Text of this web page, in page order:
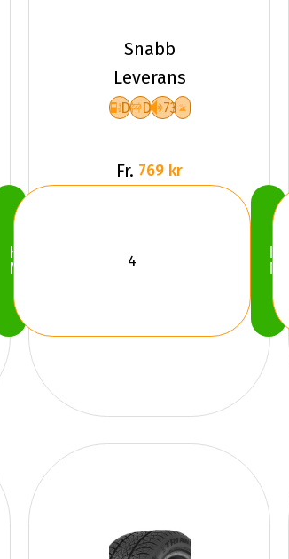
Köp
Nu
WIN-
RANSIT
TL
Snabb
Leverans
D D 73
Fr. 769 kr
Köp
Nu